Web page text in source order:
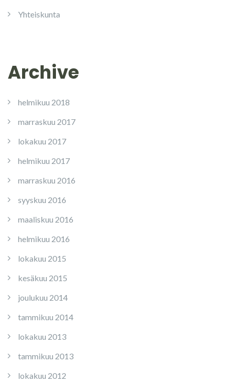
Yhteiskunta
Archive
helmikuu 2018
marraskuu 2017
lokakuu 2017
helmikuu 2017
marraskuu 2016
syyskuu 2016
maaliskuu 2016
helmikuu 2016
lokakuu 2015
kesäkuu 2015
joulukuu 2014
tammikuu 2014
lokakuu 2013
tammikuu 2013
lokakuu 2012